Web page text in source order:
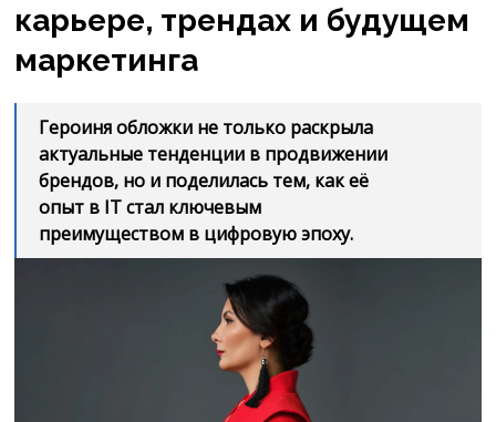
карьере, трендах и будущем
маркетинга
Героиня обложки не только раскрыла
актуальные тенденции в продвижении
брендов, но и поделилась тем, как её
опыт в IT стал ключевым
преимуществом в цифровую эпоху.